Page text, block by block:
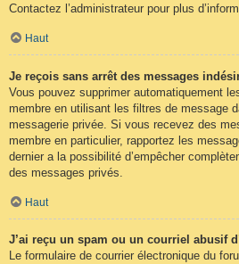
Contactez l’administrateur pour plus
Haut
Je reçois sans arrêt des messages
Vous pouvez supprimer automatiquement
membre en utilisant les filtres de message
messagerie privée. Si vous recevez des
membre en particulier, rapportez les
dernier a la possibilité d’empêcher
des messages privés.
Haut
J’ai reçu un spam ou un courriel abusif
Le formulaire de courrier électronique du